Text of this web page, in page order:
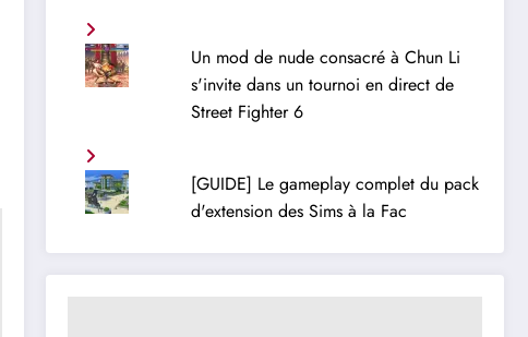
Un mod de nude consacré à Chun Li
s'invite dans un tournoi en direct de
Street Fighter 6
[GUIDE] Le gameplay complet du pack
d'extension des Sims à la Fac